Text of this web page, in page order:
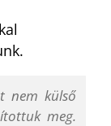
nem külső
meg.